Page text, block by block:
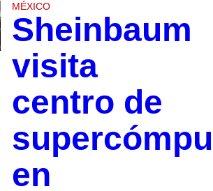
MÉXICO
Sheinbaum
visita
centro de
en